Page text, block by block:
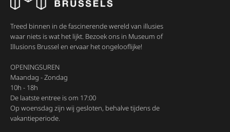
Treed binnen in de fascinerende wereld van illusies
waar niets is wat het lijkt. Bezoek ons in Museum of
Illusions Brussel en ervaar het ongelooflijke!
OPENINGSUREN
Maandag - Zondag
10h - 18h
De laatste entree is om 17:00
Op woensdag zijn wij gesloten, behalve tijdens de
vakantieperiode.